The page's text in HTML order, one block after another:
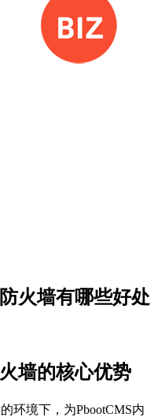
火墙有哪些好处
墙的核心优势
环境下，为PbootCMS内